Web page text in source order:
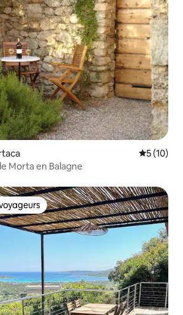
5 (10)
Morta en Balagne
les plus appréciés